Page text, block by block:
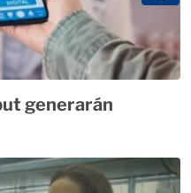
generarán